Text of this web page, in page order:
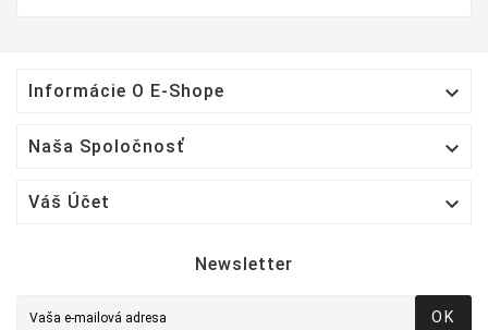
Informácie O E-Shope 
Naša Spoločnosť 
Váš Účet 
Newsletter
OK